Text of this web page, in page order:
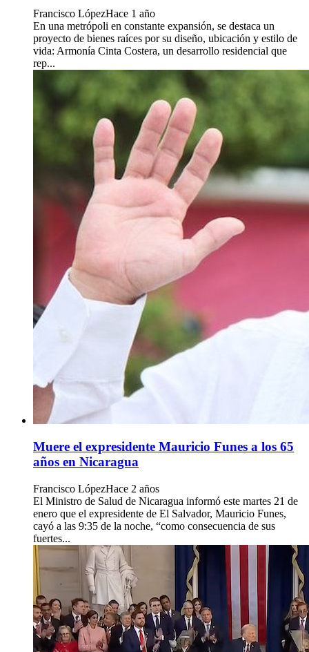
Francisco LópezHace 1 año
En una metrópoli en constante expansión, se destaca un
proyecto de bienes raíces por su diseño, ubicación y estilo de
vida: Armonía Cinta Costera, un desarrollo residencial que
rep...
Muere el expresidente Mauricio Funes a los 65
años en Nicaragua
Francisco LópezHace 2 años
El Ministro de Salud de Nicaragua informó este martes 21 de
enero que el expresidente de El Salvador, Mauricio Funes,
cayó a las 9:35 de la noche, “como consecuencia de sus
fuertes...